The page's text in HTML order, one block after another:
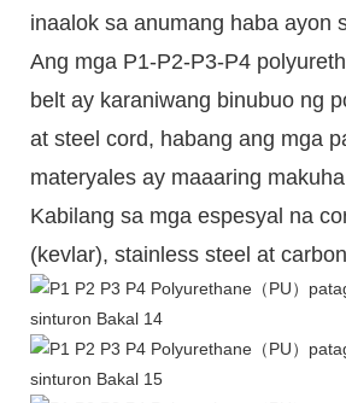
inaalok sa anumang haba ayon
Ang mga P1-P2-P3-P4
belt ay karaniwang binubuo ng
at steel cord, habang ang mga
materyales ay maaaring
Kabilang sa mga espesyal na
(kevlar), stainless steel at